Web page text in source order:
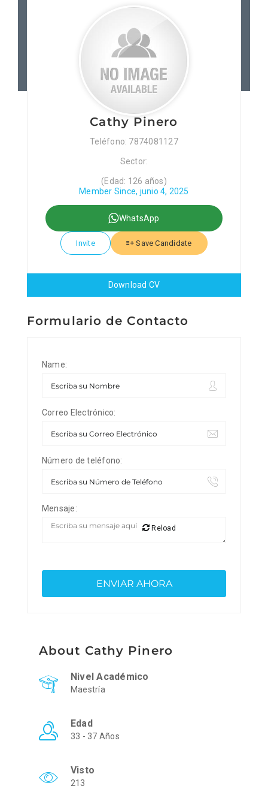
Junta Local Desarrollo
Adiestramientos
Eventos
Contacto
Cathy Pinero
Teléfono: 7874081127
Sector:
(Edad: 126 años)
Member Since, junio 4, 2025
WhatsApp
Invite Save Candidate
Download CV
Formulario de Contacto
Name:
Correo Electrónico:
Número de teléfono:
Mensaje:
Reload
About Cathy Pinero
Nivel Académico
Maestría
Edad
33 - 37 Años
Visto
213